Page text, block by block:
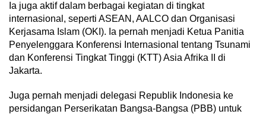
Ia juga aktif dalam berbagai kegiatan di tingkat
internasional, seperti ASEAN, AALCO dan Organisasi
Kerjasama Islam (OKI). Ia pernah menjadi Ketua Panitia
Penyelenggara Konferensi Internasional tentang Tsunami
dan Konferensi Tingkat Tinggi (KTT) Asia Afrika II di
Jakarta.
Juga pernah menjadi delegasi Republik Indonesia ke
persidangan Perserikatan Bangsa-Bangsa (PBB) untuk